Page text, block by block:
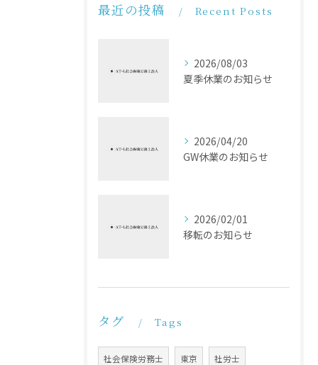
最近の投稿 Recent Posts
2026/08/03
夏季休業のお知らせ
2026/04/20
GW休業のお知らせ
2026/02/01
移転のお知らせ
タグ Tags
社会保険労務士 東京 社労士